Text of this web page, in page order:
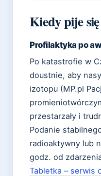
Kiedy pije
Profilaktyka po
Po katastrofie w
doustnie, aby
izotopu (MP.pl
przestarzały i
Podanie
radioaktywny lub
godz. od
Tabletka – serwis